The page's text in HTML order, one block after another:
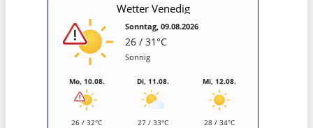
Wetter Venedig
Sonntag, 09.08.2026
26 / 31°C
Sonnig
Mo, 10.08.
26 / 32°C
Di, 11.08.
27 / 33°C
Mi, 12.08.
28 / 34°C